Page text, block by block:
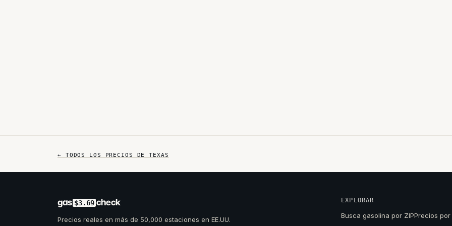
← TODOS LOS PRECIOS DETEXAS
gas $3.69 check
Precios reales en más de 50,000 estaciones en EE.UU.
EXPLORAR
Busca gasolina por ZIPPrecios por